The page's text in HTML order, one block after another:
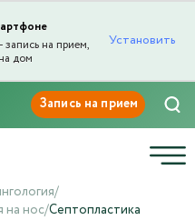
на прием,
дом
Установить
/
на нос/Септопластика